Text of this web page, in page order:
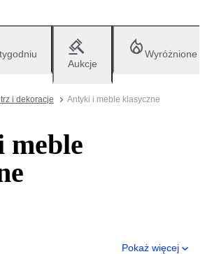
Aukcje
Wyróżnione
i dekoracje Antyki i meble klasyczne
Pokaż więcej